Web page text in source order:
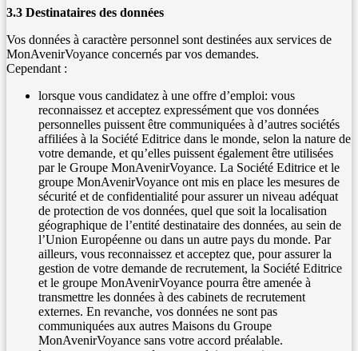
3.3 Destinataires des données
Vos données à caractère personnel sont destinées aux services de
MonAvenirVoyance concernés par vos demandes.
Cependant :
lorsque vous candidatez à une offre d’emploi: vous
reconnaissez et acceptez expressément que vos données
personnelles puissent être communiquées à d’autres sociétés
affiliées à la Société Editrice dans le monde, selon la nature de
votre demande, et qu’elles puissent également être utilisées
par le Groupe MonAvenirVoyance. La Société Editrice et le
groupe MonAvenirVoyance ont mis en place les mesures de
sécurité et de confidentialité pour assurer un niveau adéquat
de protection de vos données, quel que soit la localisation
géographique de l’entité destinataire des données, au sein de
l’Union Européenne ou dans un autre pays du monde. Par
ailleurs, vous reconnaissez et acceptez que, pour assurer la
gestion de votre demande de recrutement, la Société Editrice
et le groupe MonAvenirVoyance pourra être amenée à
transmettre les données à des cabinets de recrutement
externes. En revanche, vos données ne sont pas
communiquées aux autres Maisons du Groupe
MonAvenirVoyance sans votre accord préalable.